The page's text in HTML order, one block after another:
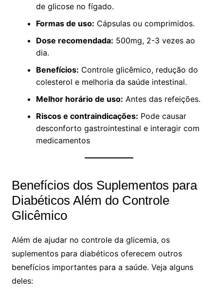
de glicose no fígado.
Formas de uso: Cápsulas ou comprimidos.
Dose recomendada: 500mg, 2-3 vezes ao
dia.
Benefícios: Controle glicêmico, redução do
colesterol e melhoria da saúde intestinal.
Melhor horário de uso: Antes das refeições.
Riscos e contraindicações: Pode causar
desconforto gastrointestinal e interagir com
medicamentos
Benefícios dos Suplementos para
Diabéticos Além do Controle
Glicêmico
Além de ajudar no controle da glicemia, os
suplementos para diabéticos oferecem outros
benefícios importantes para a saúde. Veja alguns
deles: